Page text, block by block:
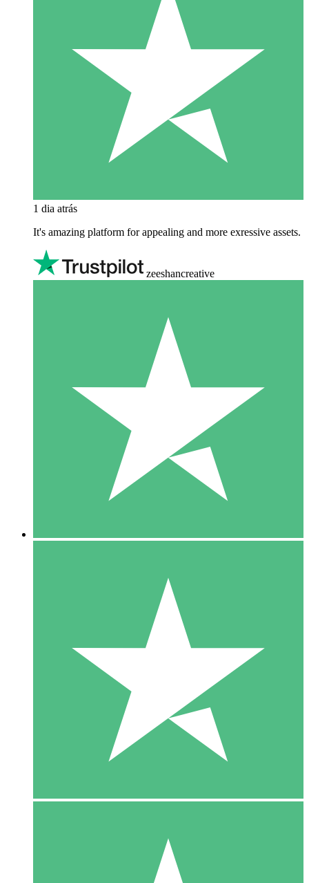
1 dia atrás
It's amazing platform for appealing and more exressive assets.
zeeshancreative